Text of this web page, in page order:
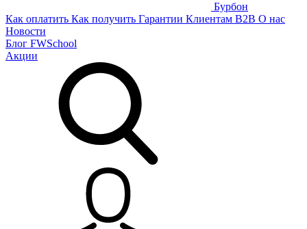
Бурбон
Как оплатить Как получить Гарантии Клиентам B2B О нас
Новости
Блог FWSchool
Акции